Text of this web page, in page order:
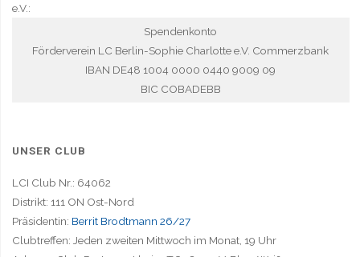
e.V.:
Spendenkonto
Förderverein LC Berlin-Sophie Charlotte e.V. Commerzbank
IBAN DE48 1004 0000 0440 9009 09
BIC COBADEBB
UNSER CLUB
LCI Club Nr.: 64062
Distrikt: 111 ON Ost-Nord
Präsidentin: Berrit Brodtmann 26/27
Clubtreffen: Jeden zweiten Mittwoch im Monat, 19 Uhr